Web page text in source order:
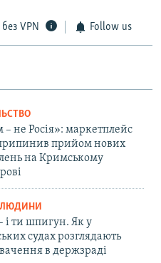
VPN Follow us
не Росія»: маркетплейс
прийом нових
на Кримському
ЛЮДИНИ
і ти шпигун. Як у
судах розглядають
в держзраді